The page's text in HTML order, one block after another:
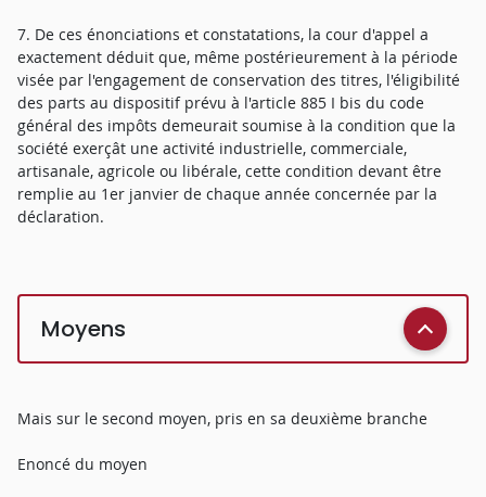
7. De ces énonciations et constatations, la cour d'appel a
exactement déduit que, même postérieurement à la période
visée par l'engagement de conservation des titres, l'éligibilité
des parts au dispositif prévu à l'article 885 I bis du code
général des impôts demeurait soumise à la condition que la
société exerçât une activité industrielle, commerciale,
artisanale, agricole ou libérale, cette condition devant être
remplie au 1er janvier de chaque année concernée par la
déclaration.
Moyens
Mais sur le second moyen, pris en sa deuxième branche
Enoncé du moyen